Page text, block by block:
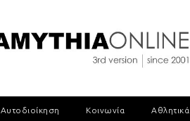
Αυτοδιοίκηση Κοινωνία Αθλητικά